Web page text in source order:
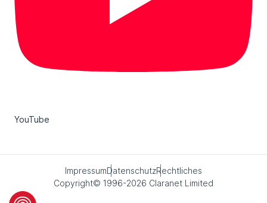
YouTube
ImpressumDatenschutzRechtliches
Copyright© 1996-2026 Claranet Limited